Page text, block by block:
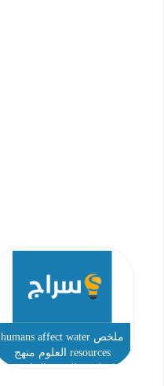
ملخص humans affect water
resources العلوم منهج